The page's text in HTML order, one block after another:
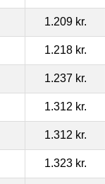
1.209 kr.
1.218 kr.
1.237 kr.
1.312 kr.
1.312 kr.
1.323 kr.